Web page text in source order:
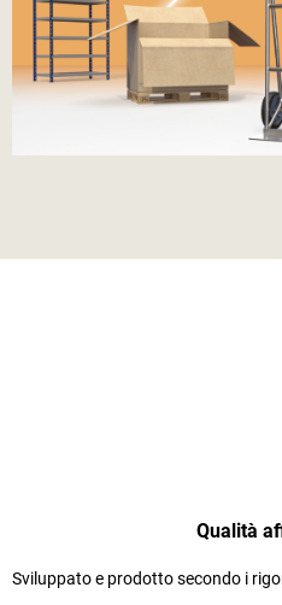
Qualità
Sviluppato e prodotto secondo i